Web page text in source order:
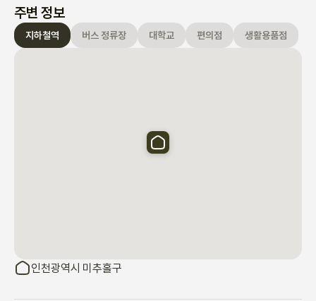
학교 졸업생입니다.
2) 체크인 및 하우스 규칙
• 숙박 중에 도어 코드를 변경할 수 있습니다. 체크아웃 전에 원래 코
간격으로 운행됩니다.
주변 정보
지하철역 버스 정류장 대학교 편의점 생활용품점
인천광역시 미추홀구